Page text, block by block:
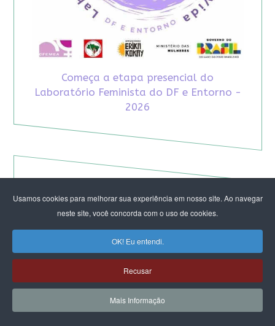
Usamos cookies para melhorar sua experiência em nosso site. Ao navegar
neste site, você concorda com o uso de cookies.
OK! Eu entendi.
Recusar
Mais Informação
Começa a etapa presencial do
Laboratório Feminista do DF e Entorno -
2026